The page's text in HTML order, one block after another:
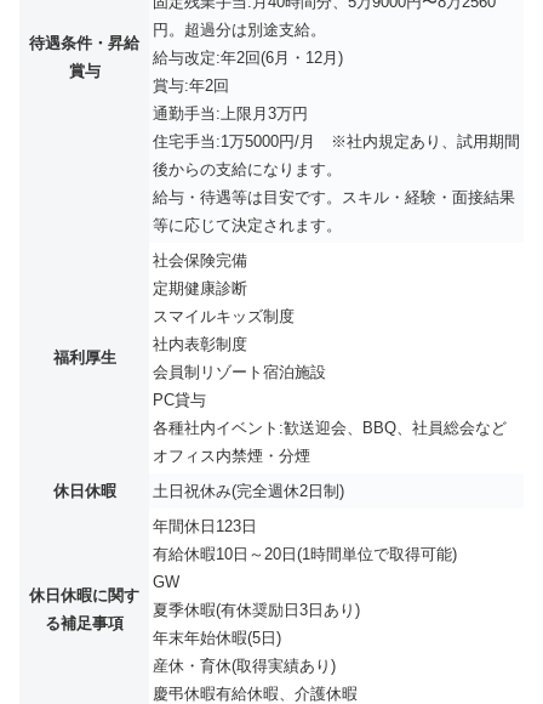
待遇条件・昇給
賞与
円。超過分は別途支給。
給与改定:年2回(6月・12月)
賞与:年2回
通勤手当:上限月3万円
住宅手当:1万5000円/月 ※社内規定あり、試用期間
後からの支給になります。
給与・待遇等は目安です。スキル・経験・面接結果
等に応じて決定されます。
福利厚生
社会保険完備
定期健康診断
スマイルキッズ制度
社内表彰制度
会員制リゾート宿泊施設
PC貸与
各種社内イベント:歓送迎会、BBQ、社員総会など
オフィス内禁煙・分煙
休日休暇
土日祝休み(完全週休2日制)
休日休暇に関す
る補足事項
年間休日123日
有給休暇10日～20日(1時間単位で取得可能)
GW
夏季休暇(有休奨励日3日あり)
年末年始休暇(5日)
産休・育休(取得実績あり)
慶弔休暇有給休暇、介護休暇